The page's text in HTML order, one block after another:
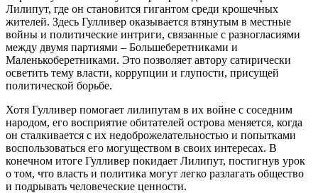
Лилипут, где он становится гигантом среди крошечных
жителей. Здесь Гулливер оказывается втянутым в местные
войны и политические интриги, связанные с разногласиями
между двумя партиями – Большеберетниками и
Маленькоберетниками. Это позволяет автору сатирически
осветить тему власти, коррупции и глупости, присущей
политической борьбе.
Хотя Гулливер помогает лилипутам в их войне с соседним
народом, его восприятие обитателей острова меняется, когда
он сталкивается с их недоброжелательностью и попытками
воспользоваться его могуществом в своих интересах. В
конечном итоге Гулливер покидает Лилипут, постигнув урок
о том, что власть и политика могут легко разлагать общество
и подрывать человеческие ценности.